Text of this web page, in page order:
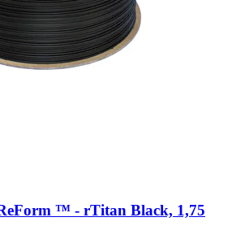
™ -​ rTitan Black, 1,75